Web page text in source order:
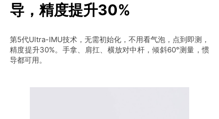
导，精度提升30%
第5代Ultra-IMU技术，无需初始化，不用看气泡，点到即测，
精度提升30%。手拿、肩扛、横放对中杆，倾斜60°测量，惯
导都可用。